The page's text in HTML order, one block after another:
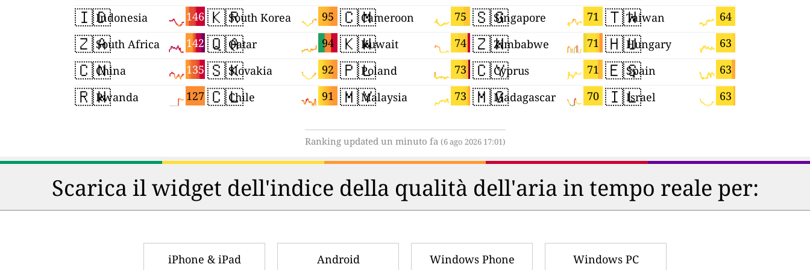
🇮🇩 146
Indonesia
🇿🇦 142
South Africa
🇨🇳 135
China
🇷🇼 127
Rwanda
🇰🇷 95
South Korea
🇶🇦 94
Qatar
🇸🇰 92
Slovakia
🇨🇱 91
Chile
🇨🇲 75
Cameroon
🇰🇼 74
Kuwait
🇵🇱 73
Poland
🇲🇾 73
Malaysia
🇸🇬 71
Singapore
🇿🇼 71
Zimbabwe
🇨🇾 71
Cyprus
🇲🇬 70
Madagascar
🇹🇼 64
Taiwan
🇭🇺 63
Hungary
🇪🇸 63
Spain
🇮🇱 63
Israel
Ranking updated un minuto fa (6 ago 2026 17:01)
Scarica il widget dell'indice della qualità dell'aria in tempo reale per:
iPhone & iPad Android Windows Phone Windows PC